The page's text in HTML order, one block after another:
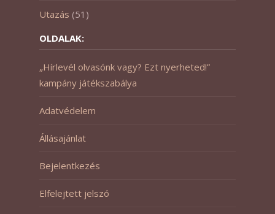
Utazás (51)
OLDALAK:
„Hírlevél olvasónk vagy? Ezt nyerheted!”
kampány játékszabálya
Adatvédelem
Állásajánlat
Bejelentkezés
Elfelejtett jelszó